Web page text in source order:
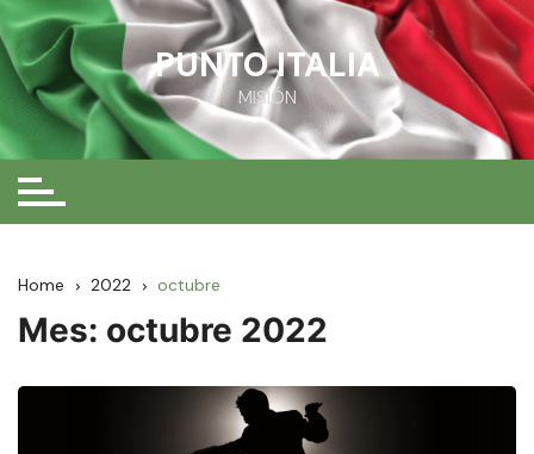
Skip
to
content
PUNTO ITALIA
MISIÓN
Home 2022 octubre
Mes: octubre 2022